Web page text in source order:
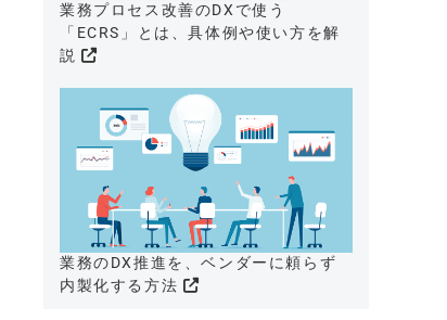
業務プロセス改善のDXで使う
「ECRS」とは、具体例や使い方を解
説
業務のDX推進を、ベンダーに頼らず
内製化する方法